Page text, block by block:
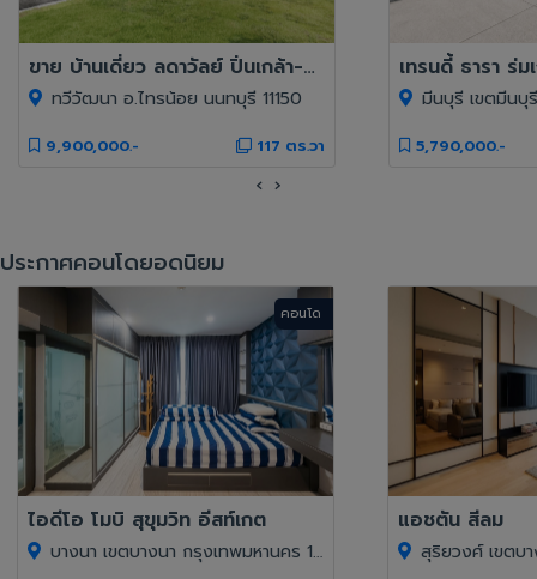
ขาย บ้านเดี่ยว ลดาวัลย์ ปิ่นเกล้า-บรมราชชนนี 117 ตรว 4 นอน หลังริม รีโนเวทใหม่
ทวีวัฒนา อ.ไทรน้อย นนทบุรี 11150
9,900,000.- 117 ตร.วา
เทรนดี้ ธารา ร่ม
มีนบุรี เขตมีนบุรี
5,790,000.-
‹ ›
ประกาศคอนโดยอดนิยม
คอนโด
ไอดีโอ โมบิ สุขุมวิท อีสท์เกต
บางนา เขตบางนา กรุงเทพมหานคร 10260
แอชตัน สีลม
สุริยวงศ์ เขตบางรั